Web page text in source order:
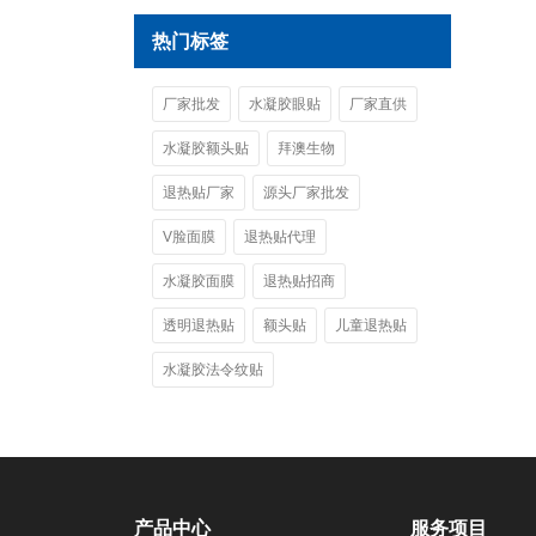
热门标签
厂家批发 水凝胶眼贴 厂家直供
水凝胶额头贴 拜澳生物
退热贴厂家 源头厂家批发
V脸面膜 退热贴代理
水凝胶面膜 退热贴招商
透明退热贴 额头贴 儿童退热贴
水凝胶法令纹贴
产品中心 服务项目